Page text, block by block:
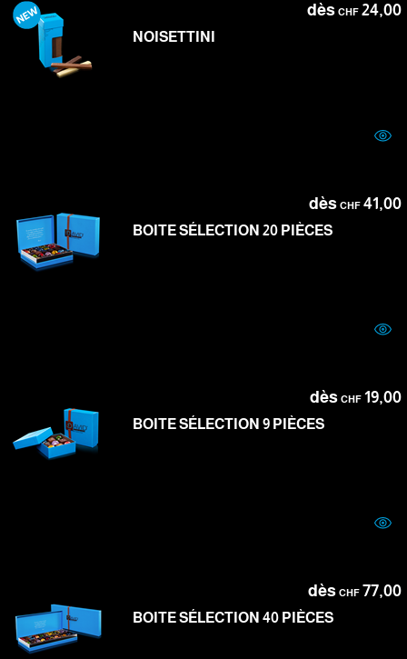
dès CHF24,00
NOISETTINI
dès CHF41,00
BOITE SÉLECTION 20 PIÈCES
dès CHF19,00
BOITE SÉLECTION 9 PIÈCES
dès CHF77,00
BOITE SÉLECTION 40 PIÈCES